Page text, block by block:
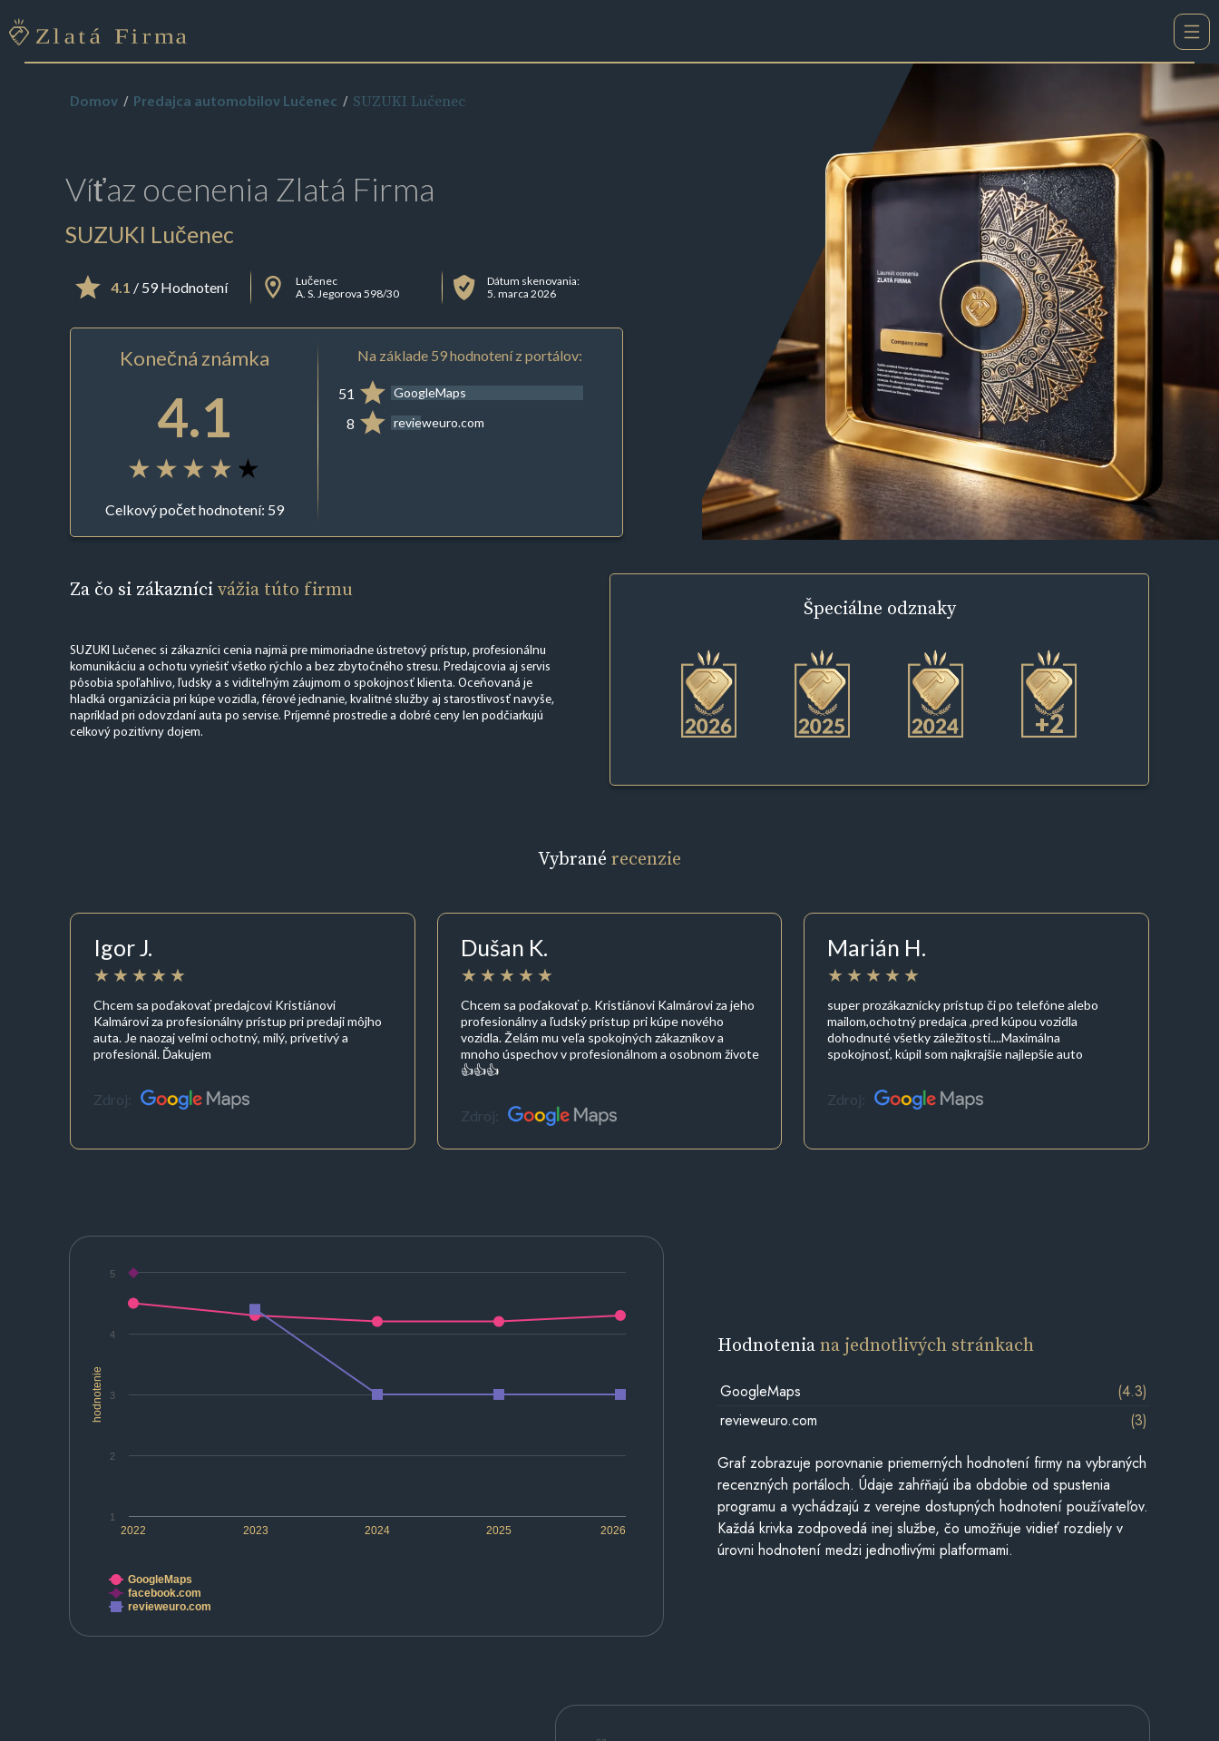
Domov Predajca automobilov Lučenec SUZUKI Lučenec
Víťaz ocenenia Zlatá Firma
SUZUKI Lučenec
4.1 / 59 Hodnotení
Lučenec
A. S. Jegorova 598/30
Dátum skenovania:
5. marca 2026
Konečná známka
4.1
Celkový počet hodnotení: 59
Na základe 59 hodnotení z portálov:
51 GoogleMaps
8 revieweuro.com
Za čo si zákaznícivážia túto firmu
SUZUKI Lučenec si zákazníci cenia najmä pre mimoriadne ústretový prístup, profesionálnu
komunikáciu a ochotu vyriešiť všetko rýchlo a bez zbytočného stresu. Predajcovia aj servis
pôsobia spoľahlivo, ľudsky a s viditeľným záujmom o spokojnosť klienta. Oceňovaná je
hladká organizácia pri kúpe vozidla, férové jednanie, kvalitné služby aj starostlivosť navyše,
napríklad pri odovzdaní auta po servise. Príjemné prostredie a dobré ceny len podčiarkujú
celkový pozitívny dojem.
Špeciálne odznaky
+2
Vybrané recenzie
Igor J.
Chcem sa poďakovať predajcovi Kristiánovi
Kalmárovi za profesionálny prístup pri predaji môjho
auta. Je naozaj veľmi ochotný, milý, prívetivý a
profesionál. Ďakujem
Zdroj:
Dušan K.
Chcem sa poďakovať p. Kristiánovi Kalmárovi za jeho
profesionálny a ľudský prístup pri kúpe nového
vozidla. Želám mu veľa spokojných zákazníkov a
mnoho úspechov v profesionálnom a osobnom živote
👍👍👍
Zdroj:
Marián H.
super prozákaznícky prístup či po telefóne alebo
mailom,ochotný predajca ,pred kúpou vozidla
dohodnuté všetky záležitosti....Maximálna
spokojnosť, kúpil som najkrajšie najlepšie auto
Zdroj:
hodnotenie
2022 2023 2024 2025 2026
1
2
3
4
5
GoogleMaps
facebook.com
revieweuro.com
Hodnoteniana jednotlivých stránkach
GoogleMaps
(4.3)
revieweuro.com
(3)
Graf zobrazuje porovnanie priemerných hodnotení firmy na vybraných
recenzných portáloch. Údaje zahŕňajú iba obdobie od spustenia
programu a vychádzajú z verejne dostupných hodnotení používateľov.
Každá krivka zodpovedá inej službe, čo umožňuje vidieť rozdiely v
úrovni hodnotení medzi jednotlivými platformami.